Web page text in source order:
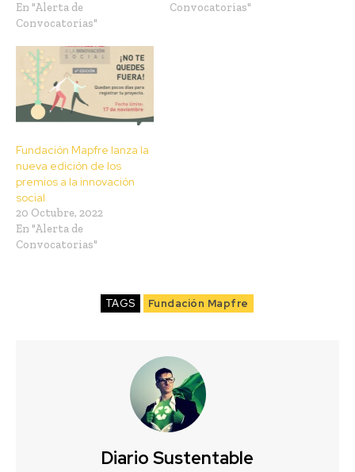
En "Alerta de
Convocatorias"
Convocatorias"
Fundación Mapfre lanza la
nueva edición de los
premios a la innovación
social
20 Octubre, 2022
En "Alerta de
Convocatorias"
TAGS Fundación Mapfre
Diario Sustentable